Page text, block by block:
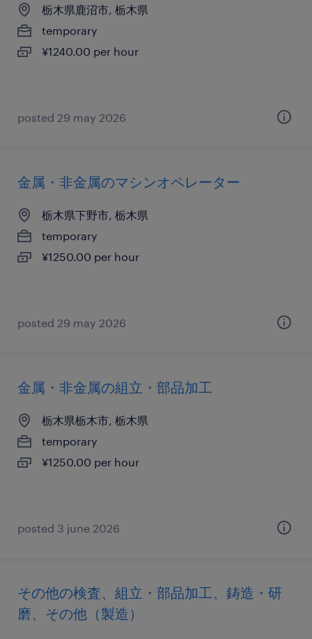
栃木県鹿沼市, 栃木県
temporary
¥1240.00 per hour
posted 29 may 2026
金属・非金属のマシンオペレーター
栃木県下野市, 栃木県
temporary
¥1250.00 per hour
posted 29 may 2026
金属・非金属の組立・部品加工
栃木県栃木市, 栃木県
temporary
¥1250.00 per hour
posted 3 june 2026
その他の検査、組立・部品加工、鋳造・研
磨、その他（製造）